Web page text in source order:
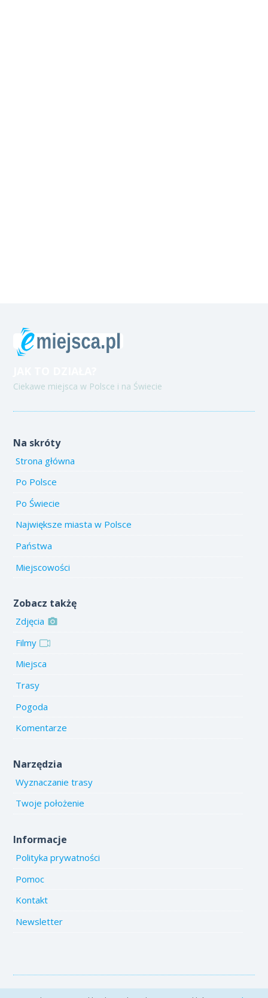
Ciekawe miejsca w Polsce i na Świecie
Na skróty
Strona główna
Po Polsce
Po Świecie
Największe miasta w Polsce
Państwa
Miejscowości
Zobacz takżę
Zdjęcia
Filmy
Miejsca
Trasy
Pogoda
Komentarze
Narzędzia
Wyznaczanie trasy
Twoje położenie
Informacje
Polityka prywatności
Pomoc
Kontakt
Newsletter